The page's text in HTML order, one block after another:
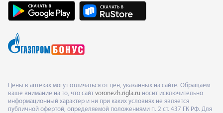
Цены в аптеках могут отличаться от цен, указанных на сайте. Обращаем
ваше внимание на то, что сайт voronezh.rigla.ru носит исключительно
информационный характер и ни при каких условиях не является
публичной офертой, определяемой положениями п. 2 ст. 437 ГК РФ. Для